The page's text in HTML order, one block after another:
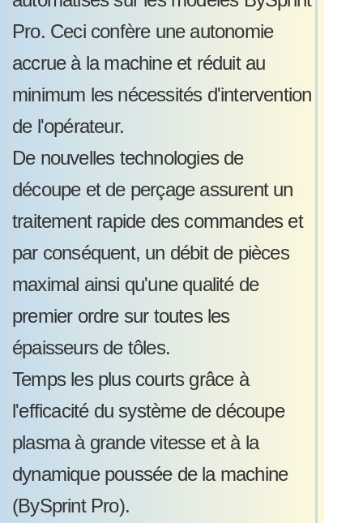
Pro. Ceci confère une autonomie
accrue à la machine et réduit au
minimum les nécessités d'intervention
de l'opérateur.
De nouvelles technologies de
découpe et de perçage assurent un
traitement rapide des commandes et
par conséquent, un débit de pièces
maximal ainsi qu'une qualité de
premier ordre sur toutes les
épaisseurs de tôles.
Temps les plus courts grâce à
l'efficacité du système de découpe
plasma à grande vitesse et à la
dynamique poussée de la machine
(BySprint Pro).